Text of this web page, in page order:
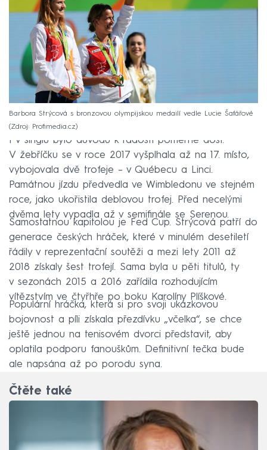
Barbora Strýcová s bronzovou olympijskou medailí vedle Lucie Šafářové
Zdroj: Profimedia.cz
I v singlu bylo důvodů k radosti poměrně dost.
V žebříčku se v roce 2017 vyšplhala až na 17. místo,
vybojovala dvě trofeje – v Québecu a Linci.
Památnou jízdu předvedla ve Wimbledonu ve stejném
roce, jako ukořistila deblovou trofej. Před necelými
dvěma lety vypadla až v semifinále se Serenou.
Samostatnou kapitolou je Fed Cup. Strýcová patří do
generace českých hráček, které v minulém desetiletí
řádily v reprezentační soutěži a mezi lety 2011 až
2018 získaly šest trofejí. Sama byla u pěti titulů, ty
v sezonách 2015 a 2016 zařídila rozhodujícím
vítězstvím ve čtyřhře po boku Karolíny Plíškové.
Populární hráčka, která si pro svoji ukázkovou
bojovnost a píli získala přezdívku „včelka“, se chce
ještě jednou na tenisovém dvorci představit, aby
oplatila podporu fanouškům. Definitivní tečka bude
ale napsána až po porodu syna.
Čtěte také